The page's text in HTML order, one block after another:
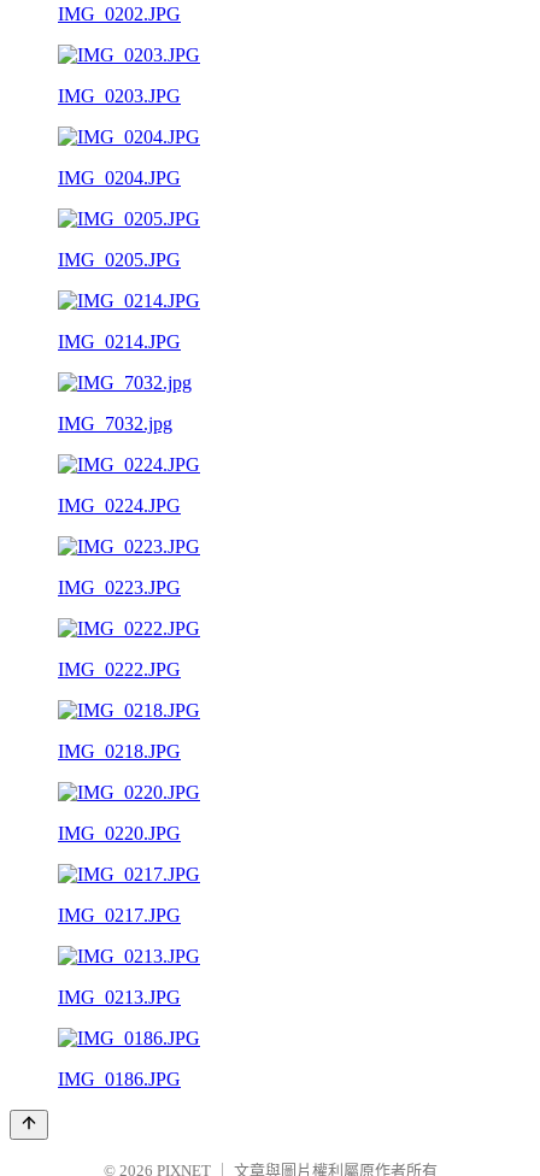
IMG_0202.JPG
IMG_0203.JPG
IMG_0204.JPG
IMG_0205.JPG
IMG_0214.JPG
IMG_7032.jpg
IMG_0224.JPG
IMG_0223.JPG
IMG_0222.JPG
IMG_0218.JPG
IMG_0220.JPG
IMG_0217.JPG
IMG_0213.JPG
IMG_0186.JPG
© 2026 PIXNET 文章與圖片權利屬原作者所有